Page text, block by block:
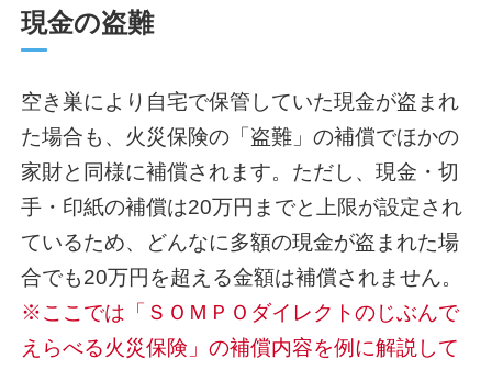
現金の盗難
空き巣により自宅で保管していた現金が盗まれ
た場合も、火災保険の「盗難」の補償でほかの
家財と同様に補償されます。ただし、現金・切
手・印紙の補償は20万円までと上限が設定され
ているため、どんなに多額の現金が盗まれた場
合でも20万円を超える金額は補償されません。
※ここでは「ＳＯＭＰＯダイレクトのじぶんで
えらべる火災保険」の補償内容を例に解説して